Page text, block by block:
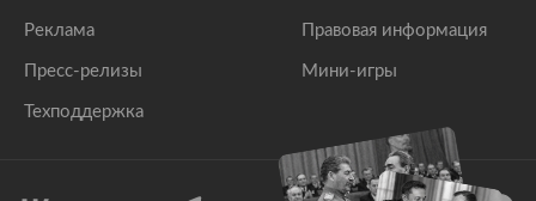
Реклама
Пресс-релизы
Техподдержка
Правовая информация
Мини-игры